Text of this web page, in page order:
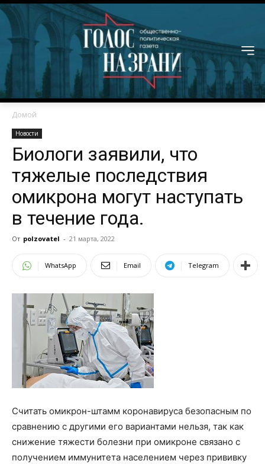
Домой
Новости
Биологи заявили, что
тяжелые последствия
омикрона могут наступать
в течение года.
От polzovatel - 21 марта, 2022
WhatsApp Email Telegram
Считать омикрон-штамм коронавируса безопасным по
сравнению с другими его вариантами нельзя, так как
снижение тяжести болезни при омикроне связано с
получением иммунитета населением через прививку